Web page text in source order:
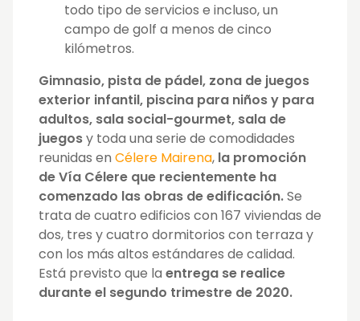
todo tipo de servicios e incluso, un
campo de golf a menos de cinco
kilómetros.
Gimnasio, pista de pádel, zona de juegos
exterior infantil, piscina para niños y para
adultos, sala social-gourmet, sala de
juegosy toda una serie de comodidades
reunidas en Célere Mairena, la promoción
de Vía Célere que recientemente ha
comenzado las obras de edificación.Se
trata de cuatro edificios con 167 viviendas de
dos, tres y cuatro dormitorios con terraza y
con los más altos estándares de calidad.
Está previsto que la entrega se realice
durante el segundo trimestre de 2020.